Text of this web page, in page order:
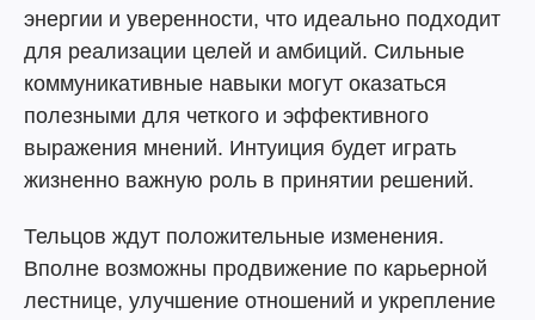
энергии и уверенности, что идеально подходит
для реализации целей и амбиций. Сильные
коммуникативные навыки могут оказаться
полезными для четкого и эффективного
выражения мнений. Интуиция будет играть
жизненно важную роль в принятии решений.
Тельцов ждут положительные изменения.
Вполне возможны продвижение по карьерной
лестнице, улучшение отношений и укрепление